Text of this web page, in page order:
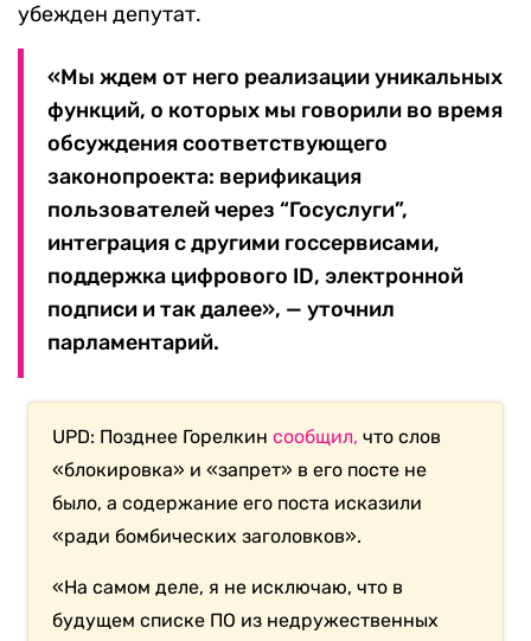
убежден депутат.
«Мы ждем от него реализации уникальных
функций, о которых мы говорили во время
обсуждения соответствующего
законопроекта: верификация
пользователей через “Госуслуги”,
интеграция с другими госсервисами,
поддержка цифрового ID, электронной
подписи и так далее», — уточнил
парламентарий.
UPD: Позднее Горелкинсообщил, что слов
«блокировка» и «запрет» в его посте не
было, а содержание его поста исказили
«ради бомбических заголовков».
«На самом деле, я не исключаю, что в
будущем списке ПО из недружественных